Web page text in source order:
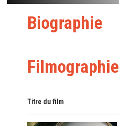
Biographie
Filmographie
Titre du film